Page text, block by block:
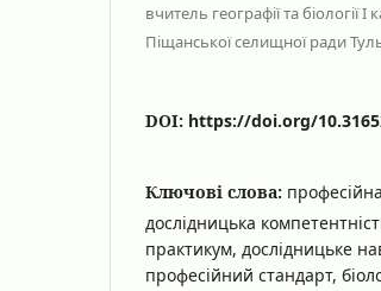
вчитель географії та біології
Піщанської селищної ради
DOI: https://doi.org/
Ключові слова:
дослідницька
практикум, дослідницьке
професійний стандарт,